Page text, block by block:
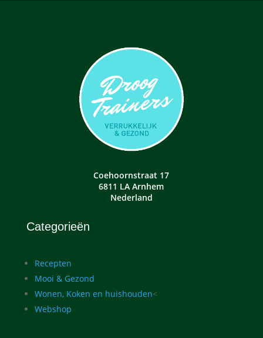
Coehoornstraat 17
6811 LA Arnhem
Nederland
Categorieën
Recepten
Mooi & Gezond
Wonen, Koken en huishouden<
Webshop